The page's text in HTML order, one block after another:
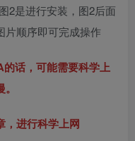
2是进行安装，图2后面
片顺序即可完成操作
话，可能需要科学上
，进行科学上网